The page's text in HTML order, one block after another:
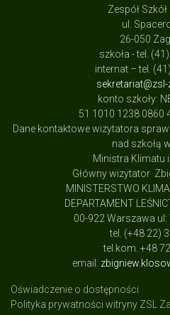
Zespół Szkół
ul.
26-050
szkoła - tel.
internat – tel.
konto szkoły:
51 1010 1238 0860
Dane kontaktowe wizytatora
nad szkołą
Ministra Klimatu
Główny wizytator
MINISTERSTWO
DEPARTAMENT
00-922 Warszawa
tel. (+48 22)
tel.kom. +48
email:
Oświadczenie o dostępności
Polityka prywatności witryny ZSL